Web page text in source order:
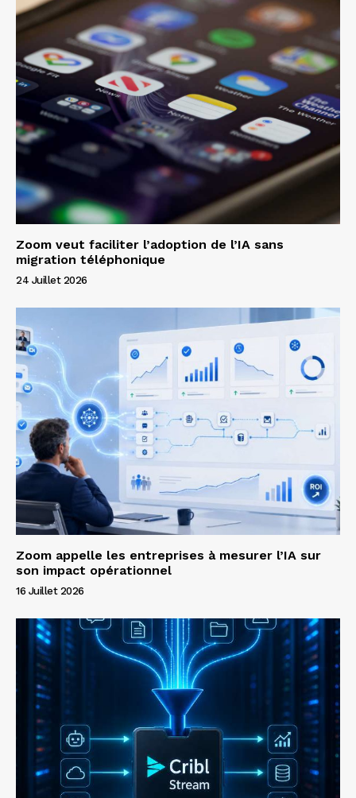
Zoom veut faciliter l’adoption de l’IA sans
migration téléphonique
24 Juillet 2026
Zoom appelle les entreprises à mesurer l’IA sur
son impact opérationnel
16 Juillet 2026